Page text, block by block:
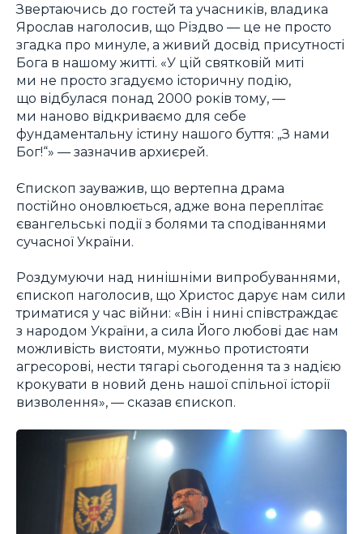
Звертаючись до гостей та учасників, владика
Ярослав наголосив, що Різдво — це не просто
згадка про минуле, а живий досвід присутності
Бога в нашому житті. «У цій святковій миті
ми не просто згадуємо історичну подію,
що відбулася понад 2000 років тому, —
ми наново відкриваємо для себе
фундаментальну істину нашого буття: „З нами
Бог!“» — зазначив архиєрей.
Єпископ зауважив, що вертепна драма
постійно оновлюється, адже вона переплітає
євангельські події з болями та сподіваннями
сучасної України.
Роздумуючи над нинішніми випробуваннями,
єпископ наголосив, що Христос дарує нам сили
триматися у час війни: «Він і нині співстраждає
з народом України, а сила Його любові дає нам
можливість вистояти, мужньо протистояти
агресорові, нести тягарі сьогодення та з надією
крокувати в новий день нашої спільної історії
визволення», — сказав єпископ.